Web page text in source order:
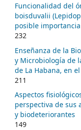
Funcionalidad del
boisduvalii
posible
232
Enseñanza de la
y Microbiología de
de La Habana, en
211
Aspectos
perspectiva de sus
y biodeteriorantes
149